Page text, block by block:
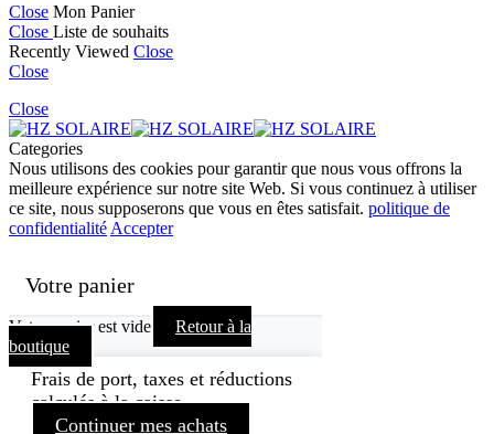
Close Mon Panier
Close Liste de souhaits
Recently Viewed Close
Close
Close
Categories
Nous utilisons des cookies pour garantir que nous vous offrons la
meilleure expérience sur notre site Web. Si vous continuez à utiliser
ce site, nous supposerons que vous en êtes satisfait. politique de
confidentialité Accepter
Votre panier
Votre panier est vide
Retour à la
boutique
Frais de port, taxes et réductions
calculés à la caisse.
Continuer mes achats